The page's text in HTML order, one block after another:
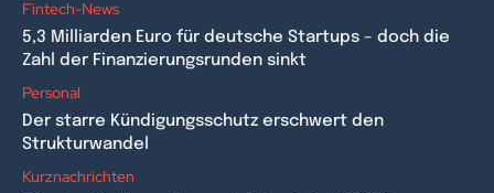
Fintech-News
5,3 Milliarden Euro für deutsche Startups – doch die
Zahl der Finanzierungsrunden sinkt
Personal
Der starre Kündigungsschutz erschwert den
Strukturwandel
Kurznachrichten